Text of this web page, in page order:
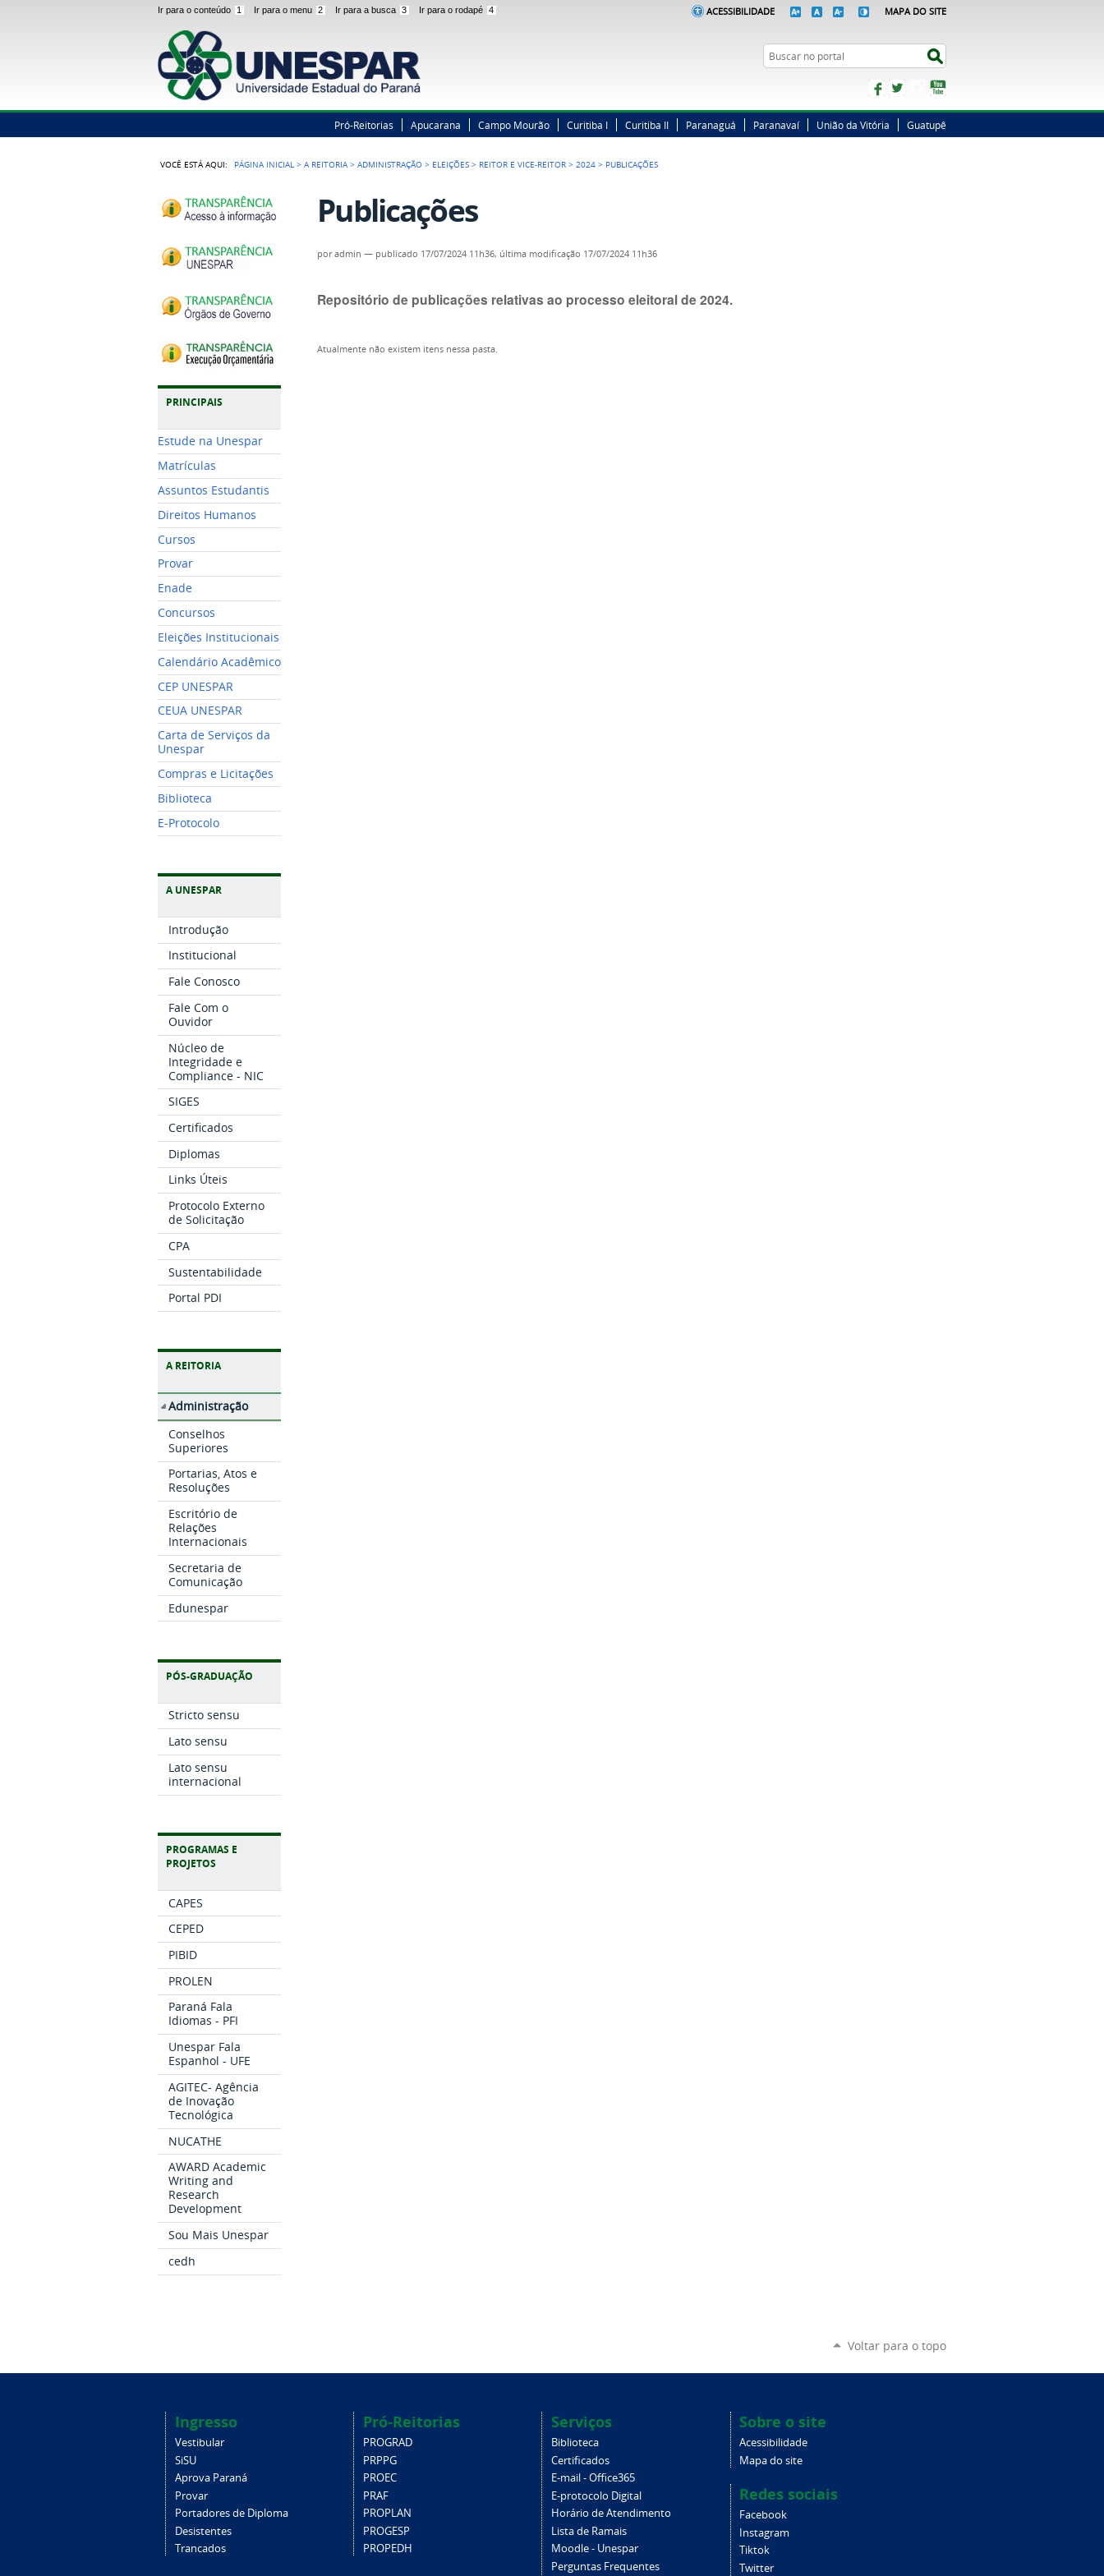
Ir para o conteúdo 1 Ir para o menu 2 Ir para a busca 3 Ir para o rodapé 4 ACESSIBILIDADE MAPA DO SITE
Busca
FacebookTwitterInstagram
Pró-Reitorias Apucarana Campo Mourão Curitiba I Curitiba II Paranaguá Paranavaí União da Vitória Guatupê
VOCÊ ESTÁ AQUI: PÁGINA INICIAL >A REITORIA >ADMINISTRAÇÃO > ELEIÇÕES > REITOR E VICE-REITOR >2024 > PUBLICAÇÕES
PRINCIPAIS
Estude na Unespar
Matrículas
Assuntos Estudantis
Direitos Humanos
Cursos
Provar
Enade
Concursos
Eleições Institucionais
Calendário Acadêmico
CEP UNESPAR
CEUA UNESPAR
Carta de Serviços da
Unespar
Compras e Licitações
Biblioteca
E-Protocolo
A UNESPAR
Introdução
Institucional
Fale Conosco
Fale Com o
Ouvidor
Núcleo de
Integridade e
Compliance - NIC
SIGES
Certificados
Diplomas
Links Úteis
Protocolo Externo
de Solicitação
CPA
Sustentabilidade
Portal PDI
A REITORIA
Administração
Conselhos
Superiores
Portarias, Atos e
Resoluções
Escritório de
Relações
Internacionais
Secretaria de
Comunicação
Edunespar
PÓS-GRADUAÇÃO
Stricto sensu
Lato sensu
Lato sensu
internacional
PROGRAMAS E
PROJETOS
CAPES
CEPED
PIBID
PROLEN
Paraná Fala
Idiomas - PFI
Unespar Fala
Espanhol - UFE
AGITEC- Agência
de Inovação
Tecnológica
NUCATHE
AWARD Academic
Writing and
Research
Development
Sou Mais Unespar
cedh
Publicações
poradmin — publicado 17/07/2024 11h36, última modificação 17/07/2024 11h36
Repositório de publicações relativas ao processo eleitoral de 2024.
Atualmente não existem itens nessa pasta.
Voltar para o topo
Ingresso
Vestibular
SiSU
Aprova Paraná
Provar
Portadores de Diploma
Desistentes
Trancados
Pró-Reitorias
PROGRAD
PRPPG
PROEC
PRAF
PROPLAN
PROGESP
PROPEDH
Serviços
Biblioteca
Certificados
E-mail - Office365
E-protocolo Digital
Horário de Atendimento
Lista de Ramais
Moodle - Unespar
Perguntas Frequentes
Sobre o site
Acessibilidade
Mapa do site
Redes sociais
Facebook
Instagram
Tiktok
Twitter